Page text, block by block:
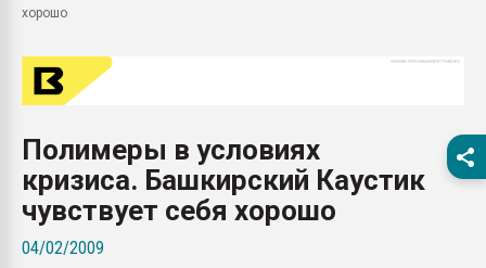
28.07.2026
ситуацией на
Всё, что касается
хорошо
Полимеры в условиях
кризиса. Башкирский Каустик
чувствует себя хорошо
04/02/2009